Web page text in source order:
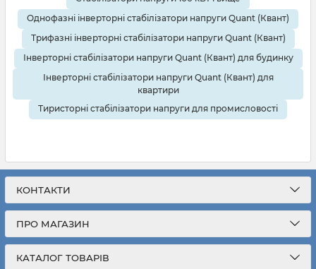
Однофазні інверторні стабілізатори напруги Quant (Квант)
Трифазні інверторні стабілізатори напруги Quant (Квант)
Інверторні стабілізатори напруги Quant (Квант) для будинку
Інверторні стабілізатори напруги Quant (Квант) для
квартири
Тиристорні стабілізатори напруги для промисловості
КОНТАКТИ
ПРО МАГАЗИН
КАТАЛОГ ТОВАРІВ